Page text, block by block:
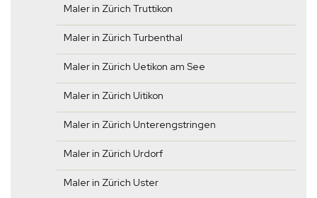
Maler in Zürich Truttikon
Maler in Zürich Turbenthal
Maler in Zürich Uetikon am See
Maler in Zürich Uitikon
Maler in Zürich Unterengstringen
Maler in Zürich Urdorf
Maler in Zürich Uster